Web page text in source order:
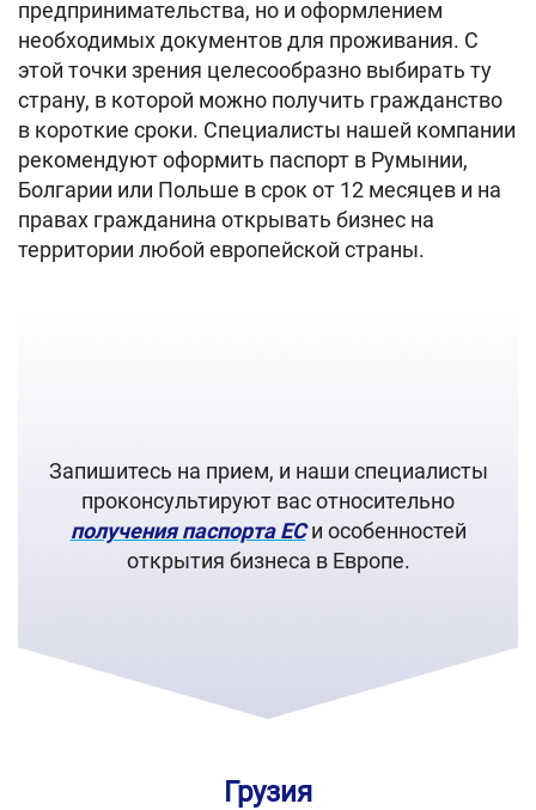
предпринимательства, но и оформлением
необходимых документов для проживания. С
этой точки зрения целесообразно выбирать ту
страну, в которой можно получить гражданство
в короткие сроки. Специалисты нашей компании
рекомендуют оформить паспорт в Румынии,
Болгарии или Польше в срок от 12 месяцев и на
правах гражданина открывать бизнес на
территории любой европейской страны.
Запишитесь на прием, и наши специалисты
проконсультируют вас относительно
получения паспорта ЕСи особенностей
открытия бизнеса в Европе.
Грузия